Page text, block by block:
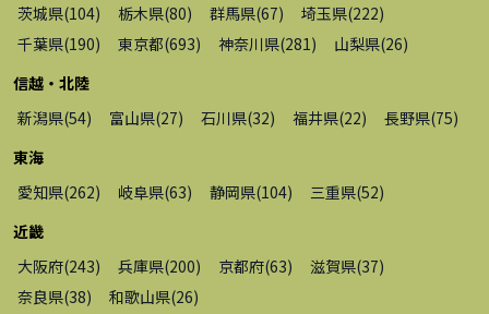
茨城県(104) 栃木県(80) 群馬県(67) 埼玉県(222)
千葉県(190) 東京都(693) 神奈川県(281 ) 山梨県(26)
信越・北陸
新潟県(54) 富山県(27) 石川県(32) 福井県(22) 長野県(75)
東海
愛知県(262) 岐阜県(63) 静岡県(104) 三重県(52)
近畿
大阪府(243) 兵庫県(200) 京都府(63) 滋賀県(37)
奈良県(38) 和歌山県(26)